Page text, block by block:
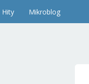
Hity Mikroblog